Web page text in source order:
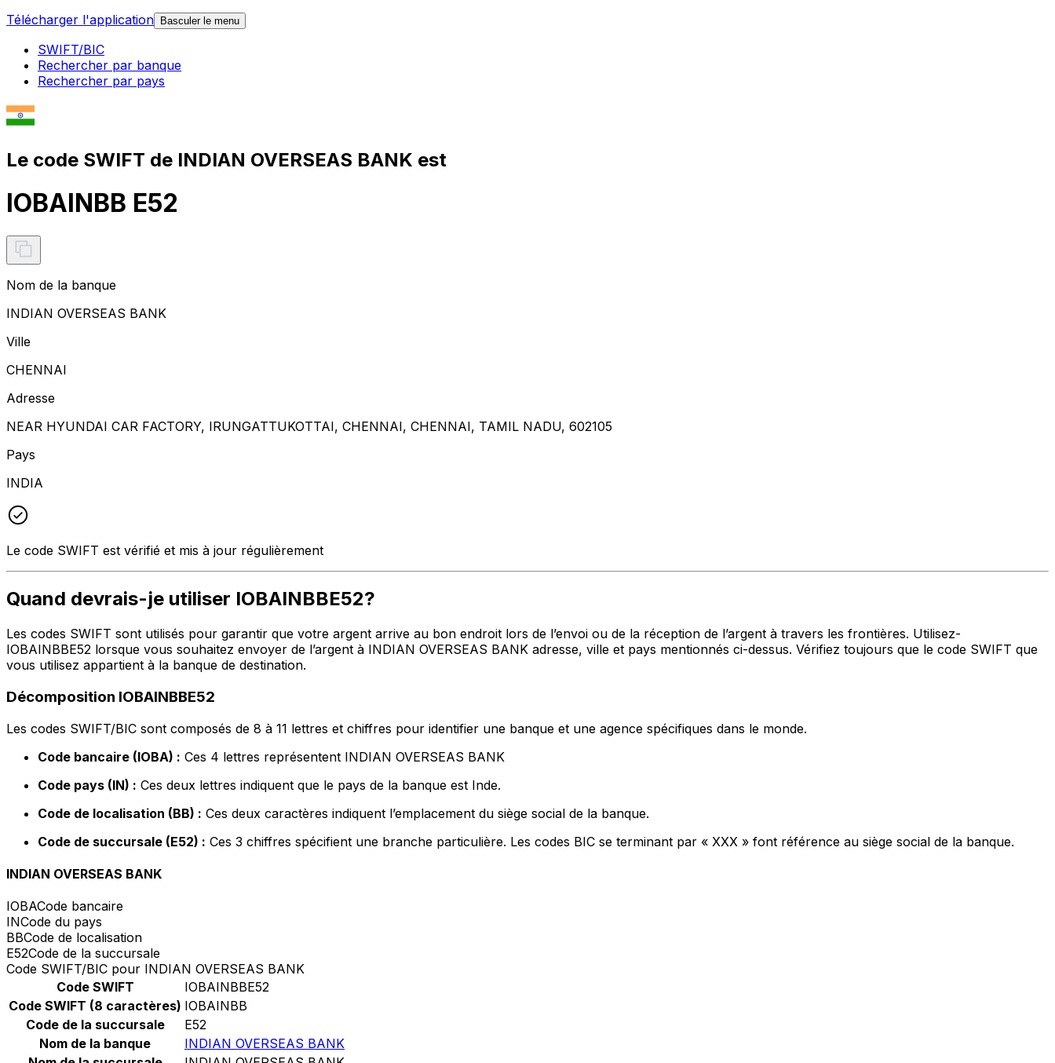
Télécharger l'application Basculer le menu
SWIFT/BIC
Rechercher par banque
Rechercher par pays
Le code SWIFT de INDIAN OVERSEAS BANK est
IOBAINBB E52
Nom de la banque
INDIAN OVERSEAS BANK
Ville
CHENNAI
Adresse
NEAR HYUNDAI CAR FACTORY, IRUNGATTUKOTTAI, CHENNAI, CHENNAI, TAMIL NADU, 602105
Pays
INDIA
Le code SWIFT est vérifié et mis à jour régulièrement
Quand devrais-je utiliser IOBAINBBE52?
Les codes SWIFT sont utilisés pour garantir que votre argent arrive au bon endroit lors de l’envoi ou de la réception de l’argent à travers les frontières. Utilisez-
IOBAINBBE52 lorsque vous souhaitez envoyer de l’argent à INDIAN OVERSEAS BANK adresse, ville et pays mentionnés ci-dessus. Vérifiez toujours que le code SWIFT que
vous utilisez appartient à la banque de destination.
Décomposition IOBAINBBE52
Les codes SWIFT/BIC sont composés de 8 à 11 lettres et chiffres pour identifier une banque et une agence spécifiques dans le monde.
Code bancaire (IOBA) : Ces 4 lettres représentent INDIAN OVERSEAS BANK
Code pays (IN) : Ces deux lettres indiquent que le pays de la banque est Inde.
Code de localisation (BB) : Ces deux caractères indiquent l’emplacement du siège social de la banque.
Code de succursale (E52) : Ces 3 chiffres spécifient une branche particulière. Les codes BIC se terminant par « XXX » font référence au siège social de la banque.
INDIAN OVERSEAS BANK
IOBACode bancaire
INCode du pays
BBCode de localisation
E52Code de la succursale
Code SWIFT/BIC pour INDIAN OVERSEAS BANK
Code SWIFT
IOBAINBBE52
Code SWIFT (8 caractères) IOBAINBB
Code de la succursale
E52
Nom de la banque
INDIAN OVERSEAS BANK